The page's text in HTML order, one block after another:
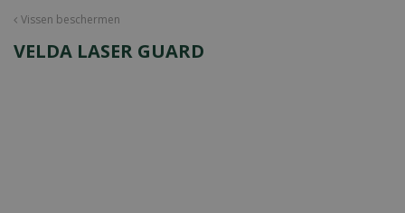
Vissen beschermen
VELDA LASER GUARD